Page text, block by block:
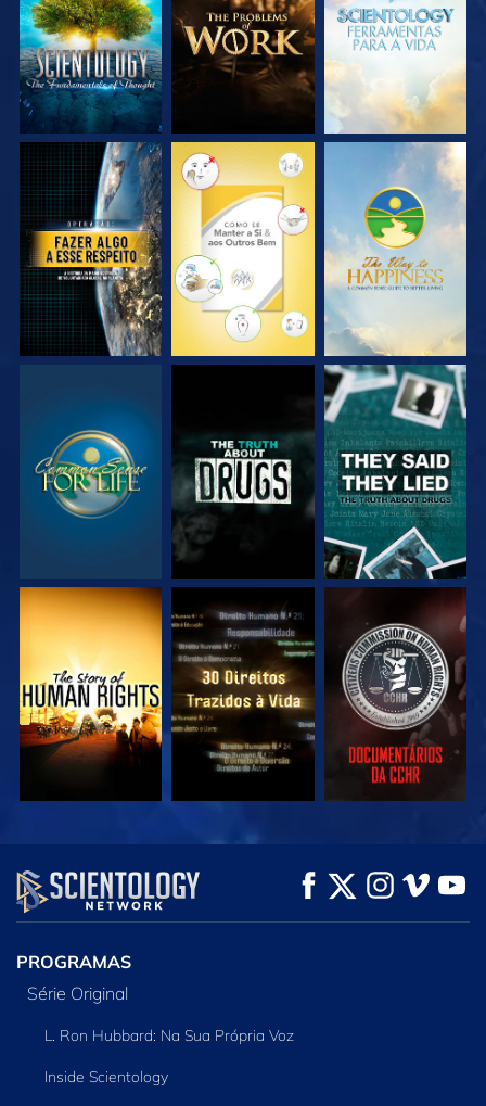
VEJA VEJA VEJA
VEJA VEJA VEJA
VEJA VEJA VEJA
VEJA EXPLORE A SÉRIE
PROGRAMAS
Série Original
L. Ron Hubbard: Na Sua Própria Voz
Inside Scientology